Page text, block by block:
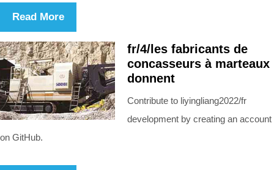
Read More
fr/4/les fabricants de
concasseurs à marteaux
donnent
Contribute to liyingliang2022/fr
development by creating an account
on GitHub.